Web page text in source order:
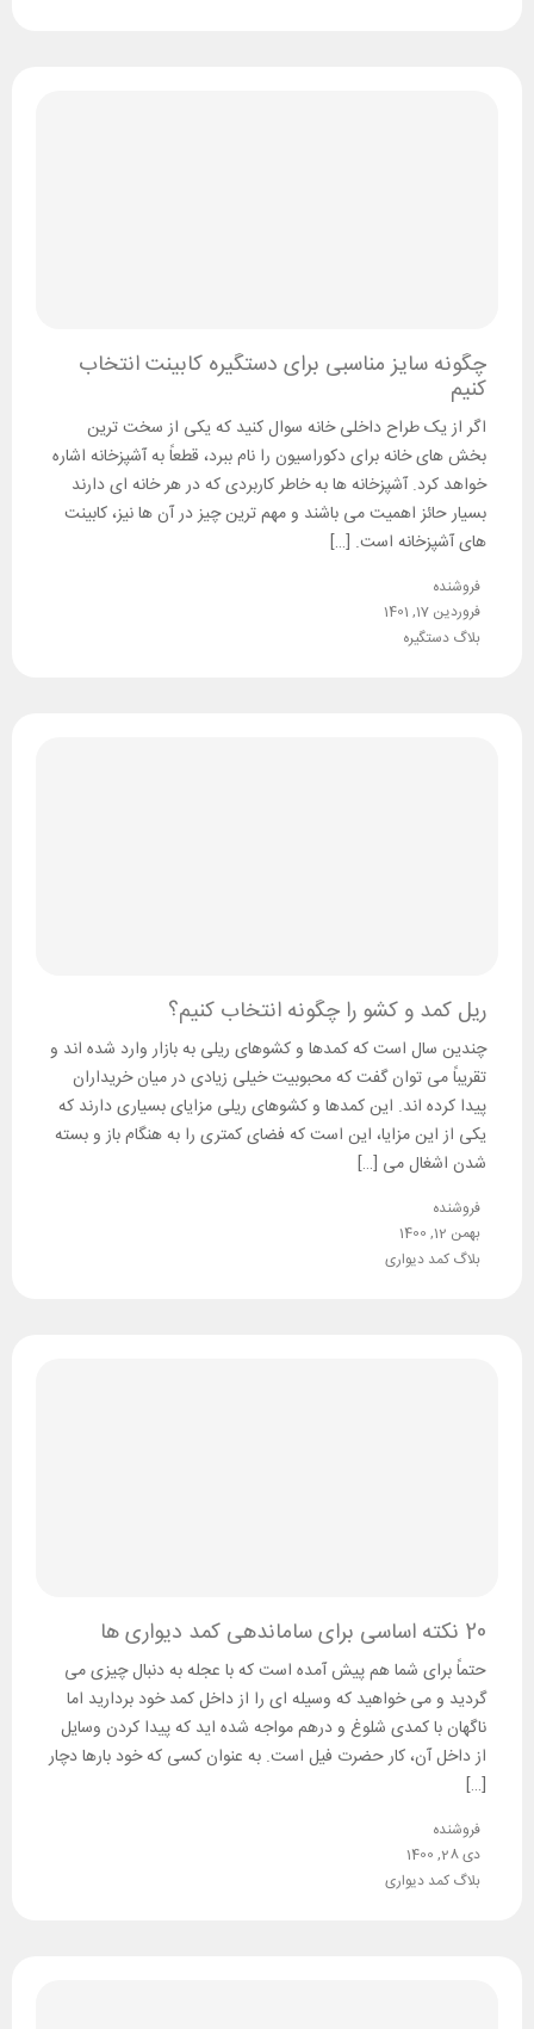
چگونه سایز مناسبی برای دستگیره کابینت انتخاب
کنیم
اگر از یک طراح داخلی خانه سوال کنید که یکی از سخت ترین
بخش های خانه برای دکوراسیون را نام ببرد، قطعاً به آشپزخانه اشاره
خواهد کرد. آشپزخانه ها به خاطر کاربردی که در هر خانه ای دارند
بسیار حائز اهمیت می باشند و مهم ترین چیز در آن ها نیز، کابینت
های آشپزخانه است. […]
فروشنده
فروردین 17, 1401
بلاگ دستگیره
ریل کمد و کشو را چگونه انتخاب کنیم؟
چندین سال است که کمدها و کشوهای ریلی به بازار وارد شده اند و
تقریباً می توان گفت که محبوبیت خیلی زیادی در میان خریداران
پیدا کرده اند. این کمدها و کشوهای ریلی مزایای بسیاری دارند که
یکی از این مزایا، این است که فضای کمتری را به هنگام باز و بسته
شدن اشغال می […]
فروشنده
بهمن 12, 1400
بلاگ کمد دیواری
20 نکته اساسی برای ساماندهی کمد دیواری ها
حتماً برای شما هم پیش آمده است که با عجله به دنبال چیزی می
گردید و می خواهید که وسیله ای را از داخل کمد خود بردارید اما
ناگهان با کمدی شلوغ و درهم مواجه شده اید که پیدا کردن وسایل
از داخل آن، کار حضرت فیل است. به عنوان کسی که خود بارها دچار
[…]
فروشنده
دی 28, 1400
بلاگ کمد دیواری